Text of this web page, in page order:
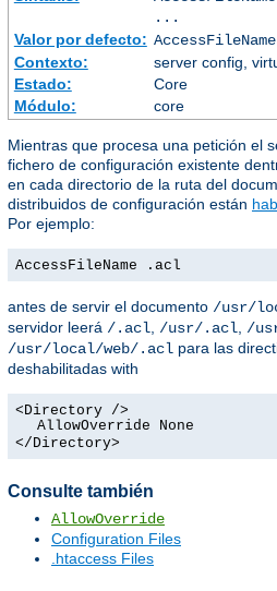
...
Valor por defecto:
Contexto:
server config,
Estado:
Core
Módulo:
core
Mientras que procesa una petición el
fichero de configuración existente
en cada directorio de la ruta del
distribuidos de configuración están
Por ejemplo:
AccessFileName .acl
antes de servir el documento /usr/
servidor leerá /.acl /usr/.acl /
/usr/local/web/.acl para las
deshabilitadas with
<Directory />
AllowOverride None
</Directory>
Consulte también
AllowOverride
Configuration Files
.htaccess Files